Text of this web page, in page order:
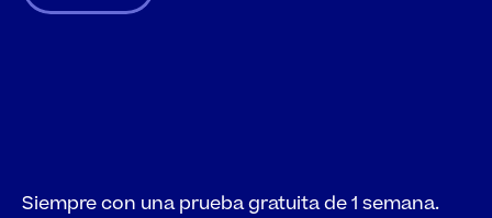
Siempre con una prueba gratuita de 1 semana.